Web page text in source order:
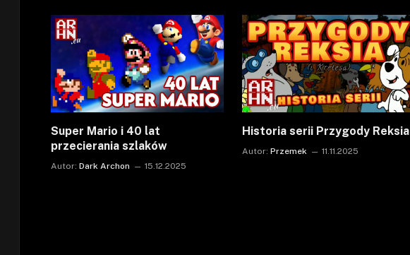
Super Mario i 40 lat
przecierania szlaków
Autor: Dark Archon 15.12.2025
Historia serii Przygody Reksia
Autor: Przemek 11.11.2025